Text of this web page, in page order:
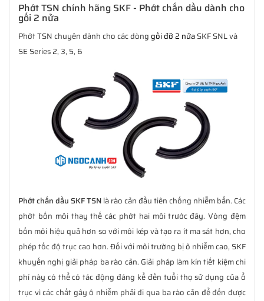
Phớt TSN chính hãng SKF - Phớt chắn dầu dành cho
gối 2 nửa
Phớt TSN chuyên dành cho các dònggối đỡ 2 nửaSKF SNL và
SE Series 2, 3, 5, 6
Phớt chắn dầu SKF TSNlà rào cản đầu tiên chống nhiễm bẩn. Các
phớt bốn môi thay thế các phớt hai môi trước đây. Vòng đệm
bốn môi hiệu quả hơn so với môi kép và tạo ra ít ma sát hơn, cho
phép tốc độ trục cao hơn. Đối với môi trường bị ô nhiễm cao, SKF
khuyến nghị giải pháp ba rào cản. Giải pháp làm kín tiết kiệm chi
phí này có thể có tác động đáng kể đến tuổi thọ sử dụng của ổ
trục vì các chất gây ô nhiễm phải đi qua ba rào cản để đến được